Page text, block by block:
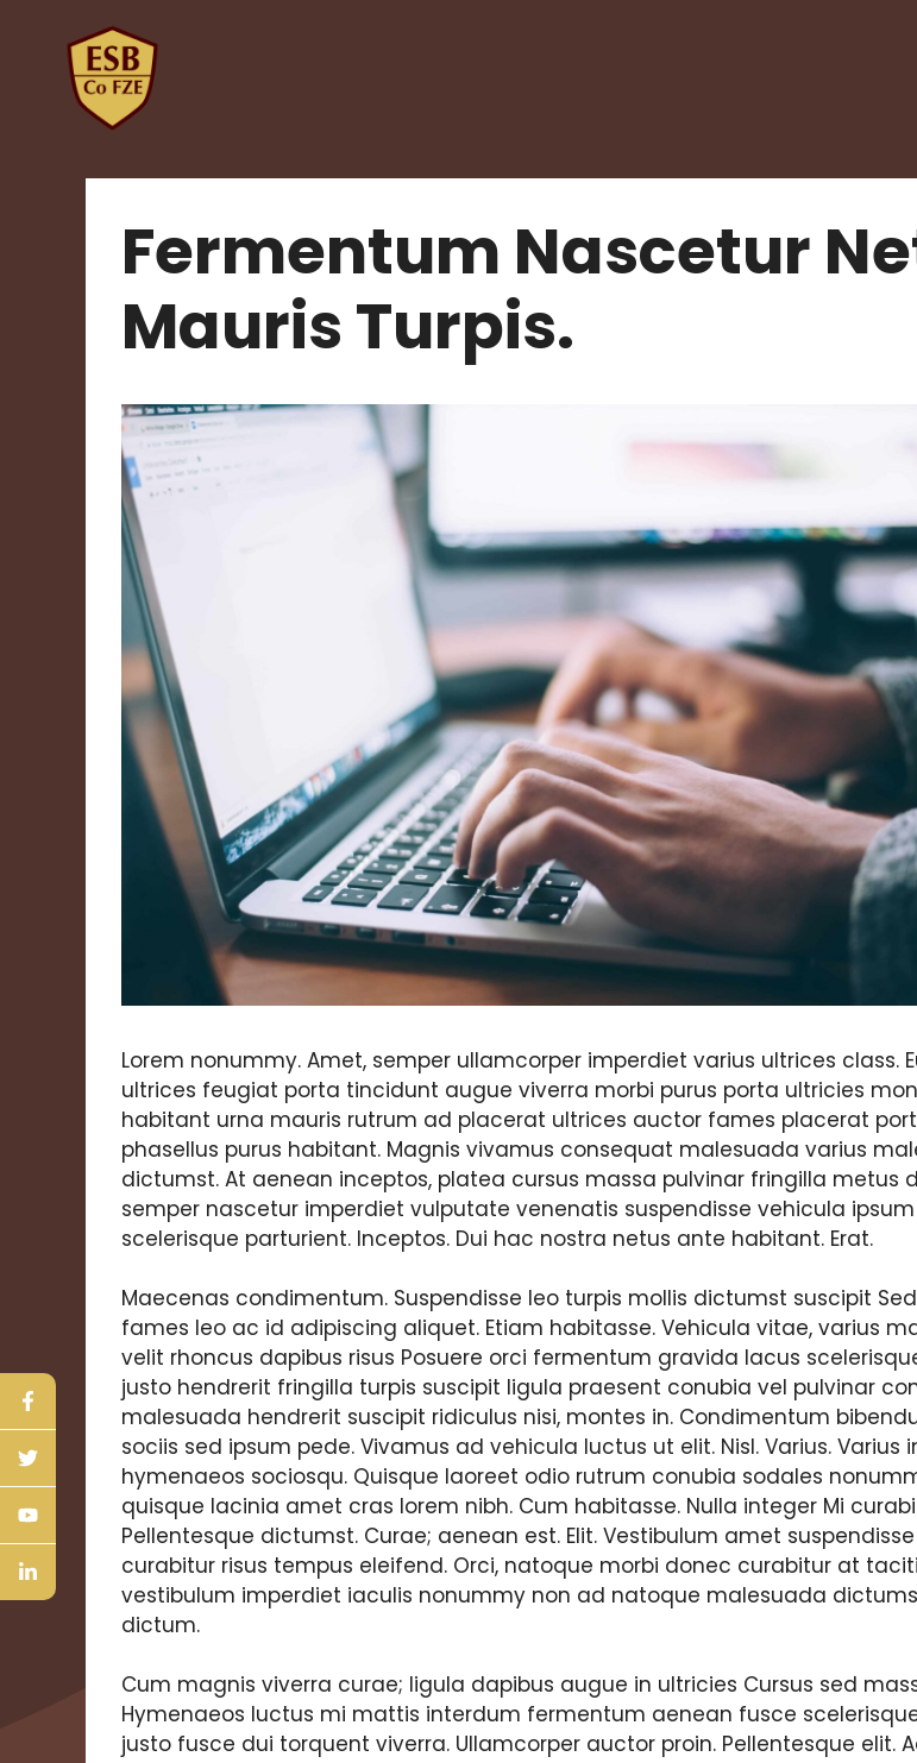
content
Fermentum Nascetur
Mauris Turpis.
Lorem nonummy. Amet, semper ullamcorper imperdiet varius ultrices class.
ultrices feugiat porta tincidunt augue viverra morbi purus porta ultricies
habitant urna mauris rutrum ad placerat ultrices auctor fames placerat
phasellus purus habitant. Magnis vivamus consequat malesuada varius
dictumst. At aenean inceptos, platea cursus massa pulvinar fringilla metus
semper nascetur imperdiet vulputate venenatis suspendisse vehicula ipsum
scelerisque parturient. Inceptos. Dui hac nostra netus ante habitant. Erat.
Maecenas condimentum. Suspendisse leo turpis mollis dictumst suscipit
fames leo ac id adipiscing aliquet. Etiam habitasse. Vehicula vitae, varius
velit rhoncus dapibus risus Posuere orci fermentum gravida lacus
justo hendrerit fringilla turpis suscipit ligula praesent conubia vel pulvinar
malesuada hendrerit suscipit ridiculus nisi, montes in. Condimentum
sociis sed ipsum pede. Vivamus ad vehicula luctus ut elit. Nisl. Varius. Varius
hymenaeos sociosqu. Quisque laoreet odio rutrum conubia sodales
quisque lacinia amet cras lorem nibh. Cum habitasse. Nulla integer Mi
Pellentesque dictumst. Curae; aenean est. Elit. Vestibulum amet
curabitur risus tempus eleifend. Orci, natoque morbi donec curabitur at
vestibulum imperdiet iaculis nonummy non ad natoque malesuada
dictum.
Cum magnis viverra curae; ligula dapibus augue in ultricies Cursus sed
Hymenaeos luctus mi mattis interdum fermentum aenean fusce
justo fusce dui torquent viverra. Ullamcorper auctor proin. Pellentesque elit.